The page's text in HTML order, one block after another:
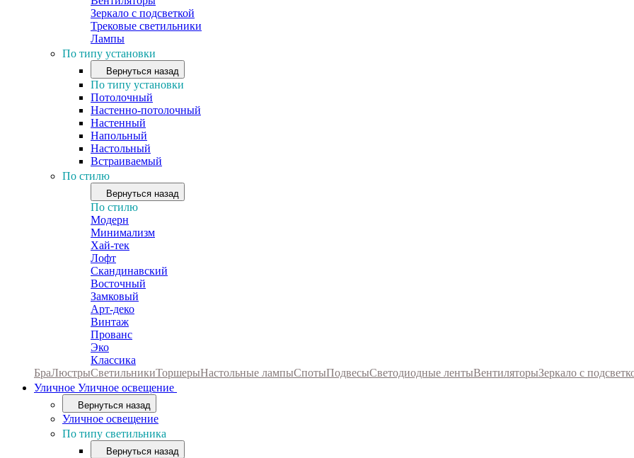
Зеркало с подсветкой
Трековые светильники
Лампы
По типу установки
Вернуться назад
По типу установки
Потолочный
Настенно-потолочный
Настенный
Напольный
Настольный
Встраиваемый
По стилю
Вернуться назад
По стилю
Модерн
Минимализм
Хай-тек
Лофт
Скандинавский
Восточный
Замковый
Арт-деко
Винтаж
Прованс
Эко
Классика
БраЛюстрыСветильникиТоршерыНастольные лампыСпотыПодвесыСветодиодные лентыВентиляторыЗеркало с
Уличное Уличное освещение
Вернуться назад
Уличное освещение
По типу светильника
Вернуться назад